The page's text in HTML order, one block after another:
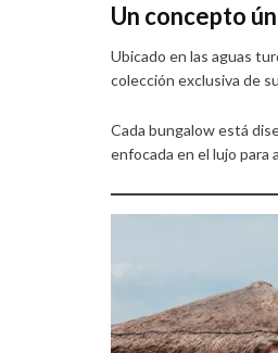
Un concepto
Ubicado en las aguas
colección exclusiva de
Cada bungalow está
enfocada en el lujo para